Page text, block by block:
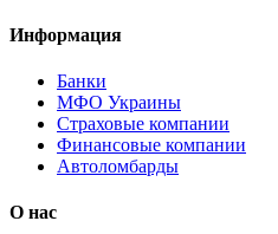
Информация
Банки
МФО Украины
Страховые компании
Финансовые компании
Автоломбарды
О нас